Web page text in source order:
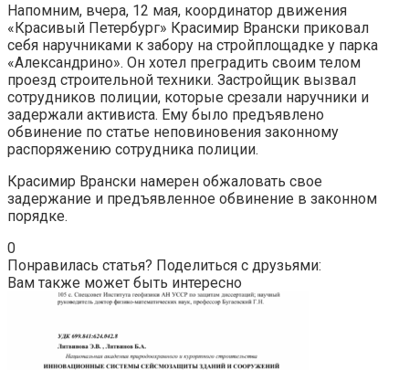
Напомним, вчера, 12 мая, координатор движения
«Красивый Петербург» Красимир Врански приковал
себя наручниками к забору на стройплощадке у парка
«Александрино». Он хотел преградить своим телом
проезд строительной техники. Застройщик вызвал
сотрудников полиции, которые срезали наручники и
задержали активиста. Ему было предъявлено
обвинение по статье неповиновения законному
распоряжению сотрудника полиции.
Красимир Врански намерен обжаловать свое
задержание и предъявленное обвинение в законном
порядке.
0
Понравилась статья? Поделиться с друзьями:
Вам также может быть интересно